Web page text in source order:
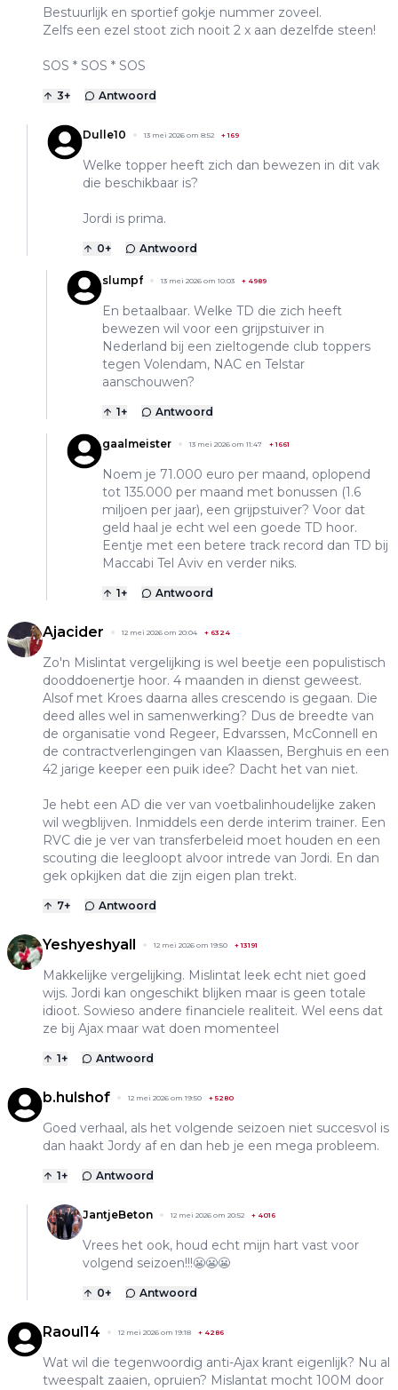
Bestuurlijk en sportief gokje nummer zoveel.
Zelfs een ezel stoot zich nooit 2 x aan dezelfde steen!
SOS * SOS * SOS
3+ Antwoord
Dulle10 13 mei 2026 om 8:52 +169
Welke topper heeft zich dan bewezen in dit vak
die beschikbaar is?
Jordi is prima.
0+ Antwoord
slumpf 13 mei 2026 om 10:03 + 4989
En betaalbaar. Welke TD die zich heeft
bewezen wil voor een grijpstuiver in
Nederland bij een zieltogende club toppers
tegen Volendam, NAC en Telstar
aanschouwen?
1+ Antwoord
gaalmeister 13 mei 2026 om 11:47 +1661
Noem je 71.000 euro per maand, oplopend
tot 135.000 per maand met bonussen (1.6
miljoen per jaar), een grijpstuiver? Voor dat
geld haal je echt wel een goede TD hoor.
Eentje met een betere track record dan TD bij
Maccabi Tel Aviv en verder niks.
1+ Antwoord
Ajacider 12 mei 2026 om 20:04 + 6324
Zo'n Mislintat vergelijking is wel beetje een populistisch
dooddoenertje hoor. 4 maanden in dienst geweest.
Alsof met Kroes daarna alles crescendo is gegaan. Die
deed alles wel in samenwerking? Dus de breedte van
de organisatie vond Regeer, Edvarssen, McConnell en
de contractverlengingen van Klaassen, Berghuis en een
42 jarige keeper een puik idee? Dacht het van niet.
Je hebt een AD die ver van voetbalinhoudelijke zaken
wil wegblijven. Inmiddels een derde interim trainer. Een
RVC die je ver van transferbeleid moet houden en een
scouting die leegloopt alvoor intrede van Jordi. En dan
gek opkijken dat die zijn eigen plan trekt.
7+ Antwoord
Yeshyeshyall 12 mei 2026 om 19:50 +13191
Makkelijke vergelijking. Mislintat leek echt niet goed
wijs. Jordi kan ongeschikt blijken maar is geen totale
idioot. Sowieso andere financiele realiteit. Wel eens dat
ze bij Ajax maar wat doen momenteel
1+ Antwoord
b.hulshof 12 mei 2026 om 19:50 + 5280
Goed verhaal, als het volgende seizoen niet succesvol is
dan haakt Jordy af en dan heb je een mega probleem.
1+ Antwoord
JantjeBeton 12 mei 2026 om 20:52 + 4016
Vrees het ook, houd echt mijn hart vast voor
volgend seizoen!!!😬😬😬
0+ Antwoord
Raoul14 12 mei 2026 om 19:18 + 4286
Wat wil die tegenwoordig anti-Ajax krant eigenlijk? Nu al
tweespalt zaaien, opruien? Mislantat mocht 100M door